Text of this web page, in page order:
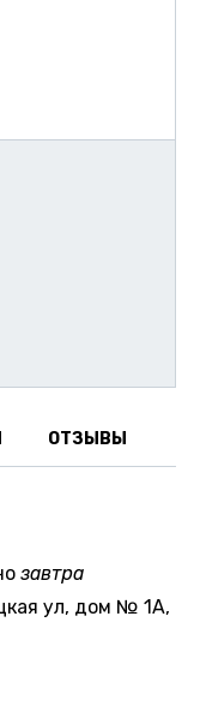
ОТЗЫВЫ
завтра
ул, дом № 1А,